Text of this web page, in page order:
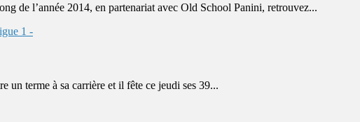
de l’année 2014, en partenariat avec Old School Panini, retrouvez...
un terme à sa carrière et il fête ce jeudi ses 39...